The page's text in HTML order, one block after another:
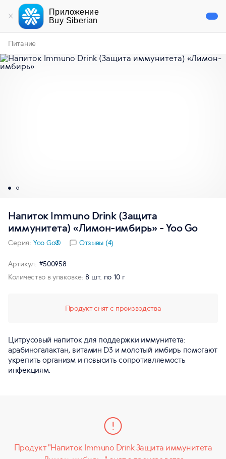
Приложение
Buy Siberian
Питание
Напиток Immuno Drink (Защита
иммунитета) «Лимон-имбирь» - Yoo Gо
Серия: Yoo Gо® Отзывы (4)
Цитрусовый напиток для поддержки иммунитета:
арабиногалактан, витамин D3 и молотый имбирь помогают
укрепить организм и повысить сопротивляемость
инфекциям.
Продукт снят с производства
Артикул: #500958
Количество в упаковке: 8 шт. по 10 г
Продукт "Напиток Immuno Drink Защита иммунитета